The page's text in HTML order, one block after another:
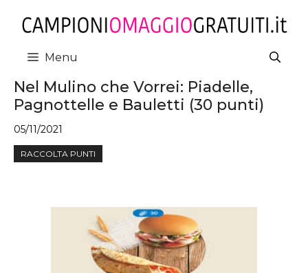
contenuto
Menu
Nel Mulino che Vorrei: Piadelle,
Pagnottelle e Bauletti (30 punti)
05/11/2021
RACCOLTA PUNTI